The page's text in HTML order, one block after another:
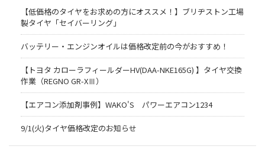
【低価格のタイヤをお求めの方にオススメ！】ブリヂストン工場
製タイヤ「セイバーリング」
バッテリー・エンジンオイルは価格改定前の今がおすすめ！
【トヨタ カローラフィールダーHV(DAA-NKE165G) 】タイヤ交換
作業（REGNO GR-XⅢ）
【エアコン添加剤事例】WAKO'S パワーエアコン1234
9/1(火)タイヤ価格改定のお知らせ